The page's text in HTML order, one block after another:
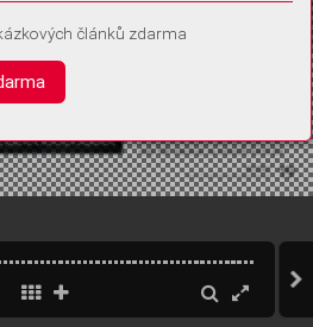
článků zdarma